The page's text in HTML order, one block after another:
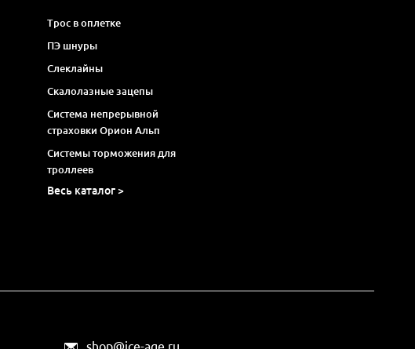
Трос в оплетке
ПЭ шнуры
Слеклайны
Скалолазные зацепы
Система непрерывной
страховки Орион Альп
Системы торможения для
троллеев
Весь каталог >